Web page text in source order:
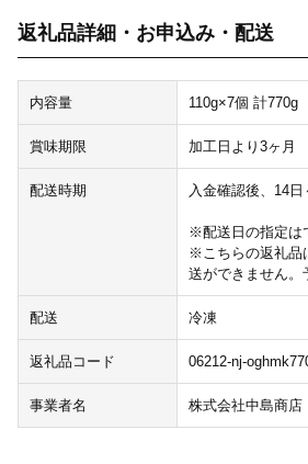
返礼品詳細・お申込み・配送
内容量 110g×7個 計770g
賞味期限 加工日より3ヶ月
配送時期 入金確認後、14日
※配送日の指定は
※こちらの返礼品
送ができません。
配送 冷凍
返礼品コード 06212-nj-
事業者名 株式会社中島商店